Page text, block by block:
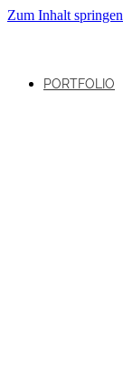
Zum Inhalt springen
PORTFOLIO